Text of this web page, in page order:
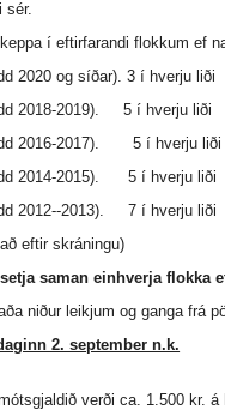
sér.
í eftirfarandi flokkum ef
2020 og síðar). 3 í hverju liði
2018-2019). 5 í hverju liði
2016-2017). 5 í hverju liði
2014-2015). 5 í hverju liði
2012--2013). 7 í hverju liði
eftir skráningu)
saman einhverja flokka
niður leikjum og ganga frá
2. september n.k.
verði ca. 1.500 kr.